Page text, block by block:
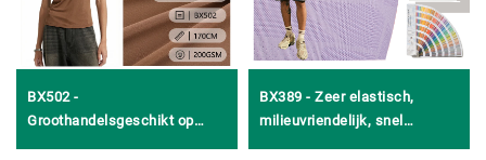
BX502 -
Groothandelsgeschikt op
BX389 - Zeer elastisch,
milieuvriendelijk, snel